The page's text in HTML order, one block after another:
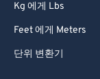
Kg 에게 Lbs
Feet 에게 Meters
단위 변환기